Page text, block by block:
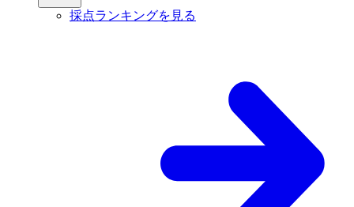
採点ランキングを見る